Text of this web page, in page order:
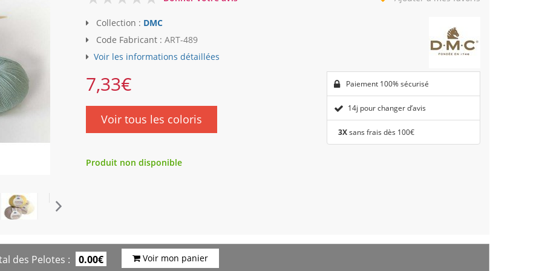
Collection : DMC
Code Fabricant : ART-489
Voir les informations détaillées
7,33€
Voir tous les coloris
Paiement 100% sécurisé
14j pour changer d’avis
3Xsans frais dès 100€
Produit non disponible
des Pelotes : 0.00€ Voir mon panier